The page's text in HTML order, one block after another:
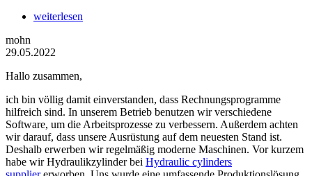
weiterlesen
mohn
29.05.2022
Hallo zusammen,
ich bin völlig damit einverstanden, dass Rechnungsprogramme
hilfreich sind. In unserem Betrieb benutzen wir verschiedene
Software, um die Arbeitsprozesse zu verbessern. Außerdem achten
wir darauf, dass unsere Ausrüstung auf dem neuesten Stand ist.
Deshalb erwerben wir regelmäßig moderne Maschinen. Vor kurzem
habe wir Hydraulikzylinder bei Hydraulic cylinders